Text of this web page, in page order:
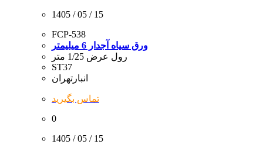
1405 / 05 / 15
FCP-538
ورق سیاه آجدار 6 میلیمتر
رول عرض 1/25 متر
ST37
انبارتهران
تماس بگیرید
0
1405 / 05 / 15